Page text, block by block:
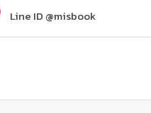
Line ID @misbook